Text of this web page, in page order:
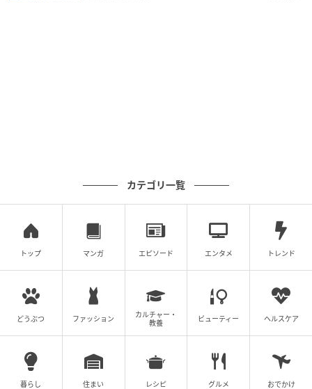
カテゴリ一覧
トップ マンガ エピソード エンタメ トレンド
どうぶつ ファッション
カルチャー・
教養
ビューティー ヘルスケア
暮らし 住まい レシピ グルメ おでかけ